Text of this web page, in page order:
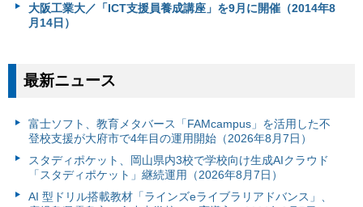
大阪工業大／「ICT支援員養成講座」を9月に開催（2014年8
月14日）
最新ニュース
富⼠ソフト、教育メタバース「FAMcampus」を活用した不
登校支援が大府市で4年目の運用開始（2026年8月7日）
スタディポケット、岡山県内3校で学校向け生成AIクラウド
「スタディポケット」継続運用（2026年8月7日）
AI 型ドリル搭載教材「ラインズeライブラリアドバンス」、